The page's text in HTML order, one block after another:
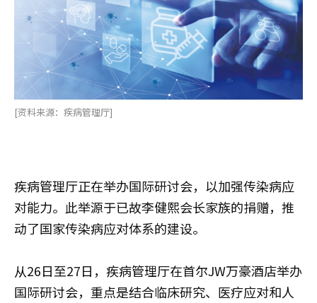
[资料来源：疾病管理厅]
疾病管理厅正在举办国际研讨会，以加强传染病应
对能力。此举源于已故李健熙会长家族的捐赠，推
动了国家传染病应对体系的建设。
从26日至27日，疾病管理厅在首尔JW万豪酒店举办
国际研讨会，重点是结合临床研究、医疗应对和人